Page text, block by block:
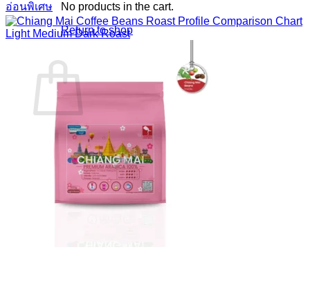
No products in the cart.
Return to shop
No products in the cart.
Return to shop